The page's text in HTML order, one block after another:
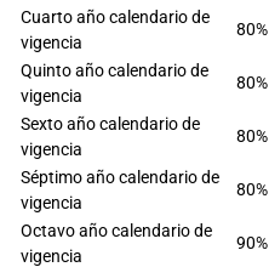
Cuarto año calendario de
vigencia
80%
Quinto año calendario de
vigencia
80%
Sexto año calendario de
vigencia
80%
Séptimo año calendario de
vigencia
80%
Octavo año calendario de
vigencia
90%